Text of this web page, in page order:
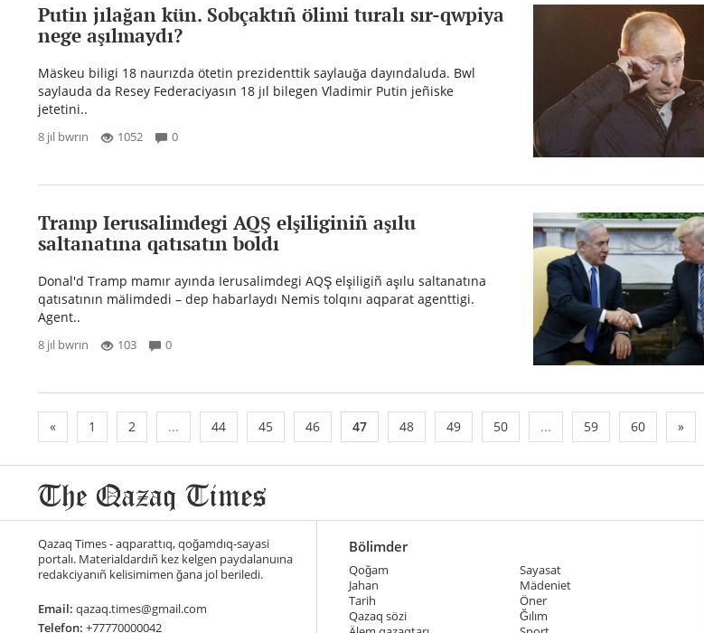
Putin jılağan kün. Sobçaktıñ ölimi turalı sır-qwpiya
nege aşılmaydı?
Mäskeu biligi 18 naurızda ötetin prezidenttik saylauğa dayındaluda. Bwl
saylauda da Resey Federaciyasın 18 jıl bilegen Vladimir Putin jeñiske
jetetini..
8 jıl bwrın 1052 0
Tramp Ierusalimdegi AQŞ elşiliginiñ aşılu
saltanatına qatısatın boldı
Donal'd Tramp mamır ayında Ierusalimdegi AQŞ elşiligiñ aşılu saltanatına
qatısatının mälimdedi – dep habarlaydı Nemis tolqını aqparat agenttigi.
Agent..
8 jıl bwrın 103 0
« 1 2 ... 44 45 46 47 48 49 50 ... 59 60 »
Qazaq Times - aqparattıq, qoğamdıq-sayasi
portalı. Materialdardıñ kez kelgen paydalanuına
redakciyanıñ kelisimimen ğana jol beriledi.
Email: qazaq.times@gmail.com
Telefon: +77770000042
Bölimder
Qoğam
Jahan
Tarih
Qazaq sözi
Sayasat
Mädeniet
Öner
Ğılım